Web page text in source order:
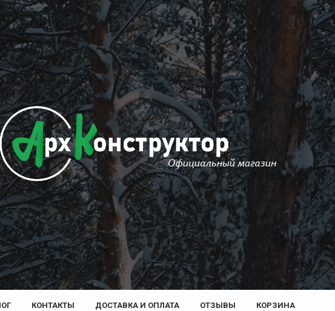
КОНТАКТЫ ДОСТАВКА И ОПЛАТА ОТЗЫВЫ КОРЗИНА